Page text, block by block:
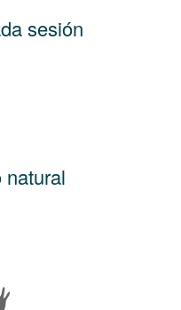
sesión
natural